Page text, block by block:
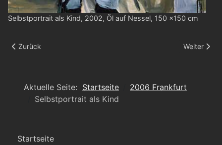
Selbstportrait als Kind, 2002, Öl auf Nessel, 150 x150 cm
Vorheriger Beitrag: Vor dem Sprung II
Zurück Nächster
Weiter
Aktuelle Seite: Startseite
2006 Frankfurt
Selbstportrait als Kind
Startseite